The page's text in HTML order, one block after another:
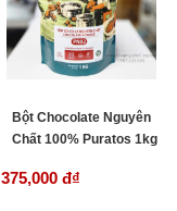
Bột Chocolate Nguyên
Chất 100% Puratos 1kg
375,000 đ₫